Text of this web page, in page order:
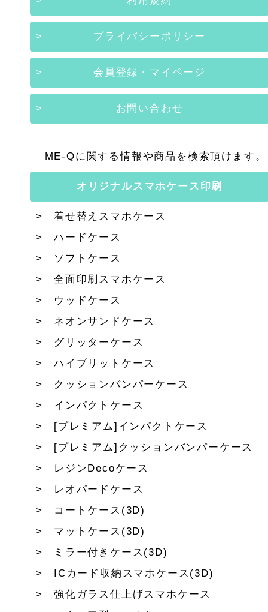
プライバシーポリシー
会員登録・マイページ
お問い合わせ
ME-Qに関する情報や商品を検索頂けます。
オリジナルスマホケース印刷
着せ替えスマホケース
ハードケース
ソフトケース
全面印刷スマホケース
ウッドケース
ネオンサンドケース
グリッターケース
ハイブリットケース
クッションバンパーケース
インパクトケース
[プレミアム]インパクトケース
[プレミアム]クッションバンパーケース
レジンDecoケース
レオパードケース
コートケース(3D)
マットケース(3D)
ミラー付きケース(3D)
ICカード収納スマホケース(3D)
強化ガラス仕上げスマホケース